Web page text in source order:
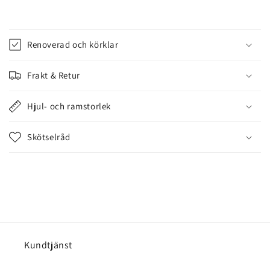
n
n
e
h
å
l
l
Renoverad och körklar
Frakt & Retur
Hjul- och ramstorlek
Skötselråd
Kundtjänst